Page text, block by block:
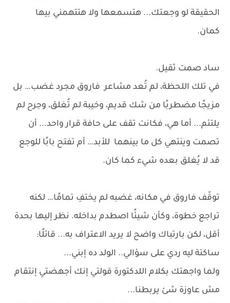
الحقيقة لو وجعتك... هتسمعها ولا هتتهمني بيها
كمان.
ساد صمت ثقيل.
في تلك اللحظة، لم تُعد مشاعر فاروق مجرد غضب… بل
مزيجًا مضطربًا من شك قديم، وخيبة لم تُغلق، وجرح لم
يلتئم... أما هي، فكانت تقف على حافة قرار واحد... أن
تصمت وينتهي كل ما بينهما للأبد… أم تفتح بابًا للوجع
قد لا يُغلق بعده شيء كما كان.
توقّف فاروق في مكانه، غضبه لم يختفِ تمامًا… لكنه
تراجع خطوة، وكأن شيئًا اصطدم بداخله. نظر إليها بحدة
أقل، لكن بارتباك واضح لا يريد الاعتراف به... قائلًا:
ساكتة ليه ردي على سؤالي.. الولد ده إبني...
ولما واجهتك بكلام اللدكتورة قولتي إنك أجهضتي إنتقام
مش عاوزة شئ يربطنا...